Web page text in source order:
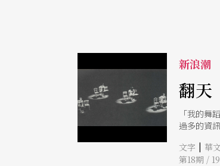
新浪潮
翻天
「我的舞
過多的資
文字 | 華
第18期 /